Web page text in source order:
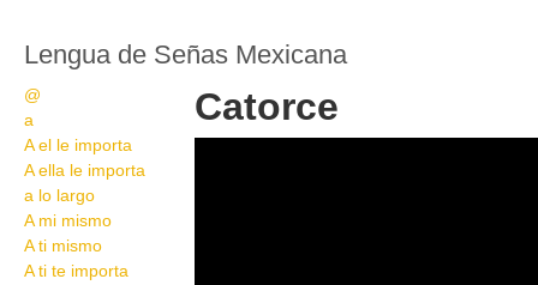
Lengua de Señas Mexicana
@
a
A el le importa
A ella le importa
a lo largo
A mi mismo
A ti mismo
A ti te importa
Catorce